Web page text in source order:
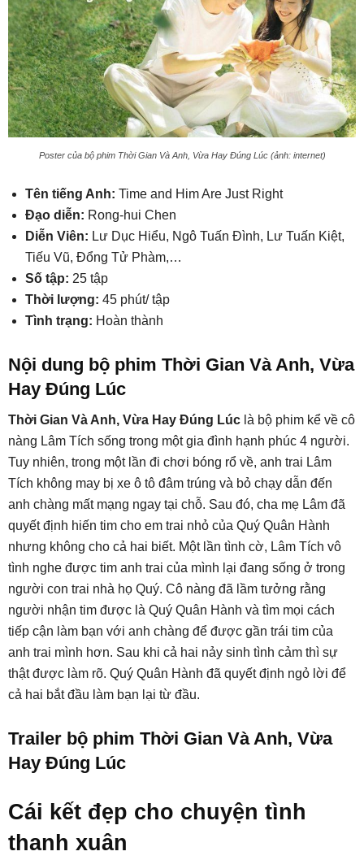
Poster của bộ phim Thời Gian Và Anh, Vừa Hay Đúng Lúc (ảnh: internet)
Tên tiếng Anh: Time and Him Are Just Right
Đạo diễn: Rong-hui Chen
Diễn Viên: Lư Dục Hiểu, Ngô Tuấn Đình, Lư Tuấn Kiệt,
Tiếu Vũ, Đổng Tử Phàm,…
Số tập: 25 tập
Thời lượng: 45 phút/ tập
Tình trạng: Hoàn thành
Nội dung bộ phim Thời Gian Và Anh, Vừa
Hay Đúng Lúc
Thời Gian Và Anh, Vừa Hay Đúng Lúc là bộ phim kể về cô
nàng Lâm Tích sống trong một gia đình hạnh phúc 4 người.
Tuy nhiên, trong một lần đi chơi bóng rổ về, anh trai Lâm
Tích không may bị xe ô tô đâm trúng và bỏ chạy dẫn đến
anh chàng mất mạng ngay tại chỗ. Sau đó, cha mẹ Lâm đã
quyết định hiến tim cho em trai nhỏ của Quý Quân Hành
nhưng không cho cả hai biết. Một lần tình cờ, Lâm Tích vô
tình nghe được tim anh trai của mình lại đang sống ở trong
người con trai nhà họ Quý. Cô nàng đã lầm tưởng rằng
người nhận tim được là Quý Quân Hành và tìm mọi cách
tiếp cận làm bạn với anh chàng để được gần trái tim của
anh trai mình hơn. Sau khi cả hai nảy sinh tình cảm thì sự
thật được làm rõ. Quý Quân Hành đã quyết định ngỏ lời để
cả hai bắt đầu làm bạn lại từ đầu.
Trailer bộ phim Thời Gian Và Anh, Vừa
Hay Đúng Lúc
Cái kết đẹp cho chuyện tình
thanh xuân